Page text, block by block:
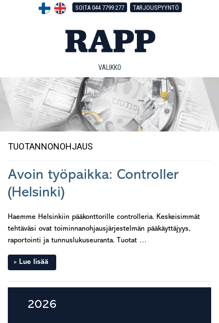
SOITA 044 7799 277 TARJOUSPYYNTÖ
VALIKKO
TUOTANNONOHJAUS
Avoin työpaikka: Controller
(Helsinki)
Haemme Helsinkiin pääkonttorille controlleria. Keskeisimmät
tehtäväsi ovat toiminnanohjausjärjestelmän pääkäyttäjyys,
raportointi ja tunnuslukuseuranta. Tuotat …
Lue lisää
Ensisijainen
2026